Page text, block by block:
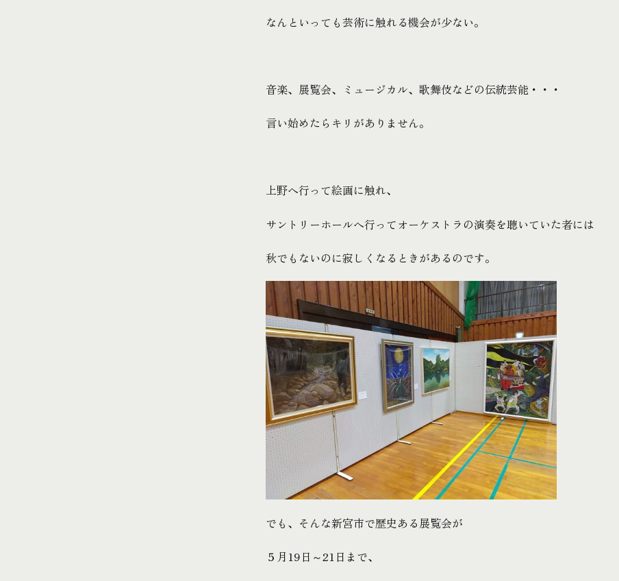
なんといっても芸術に触れる機会が少ない。
音楽、展覧会、ミュージカル、歌舞伎などの伝統芸能・・・
言い始めたらキリがありません。
上野へ行って絵画に触れ、
サントリーホールへ行ってオーケストラの演奏を聴いていた者には
秋でもないのに寂しくなるときがあるのです。
でも、そんな新宮市で歴史ある展覧会が
５月19日～21日まで、